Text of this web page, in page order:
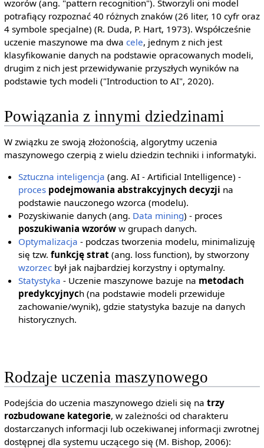
wzorów (ang. "pattern recognition"). Stworzyli oni model
potrafiący rozpoznać 40 różnych znaków (26 liter, 10 cyfr oraz
4 symbole specjalne) (R. Duda, P. Hart, 1973). Współcześnie
uczenie maszynowe ma dwa cele, jednym z nich jest
klasyfikowanie danych na podstawie opracowanych modeli,
drugim z nich jest przewidywanie przyszłych wyników na
podstawie tych modeli ("Introduction to AI", 2020).
Powiązania z innymi dziedzinami
W związku ze swoją złożonością, algorytmy uczenia
maszynowego czerpią z wielu dziedzin techniki i informatyki.
Sztuczna inteligencja (ang. AI - Artificial Intelligence) -
proces podejmowania abstrakcyjnych decyzji na
podstawie nauczonego wzorca (modelu).
Pozyskiwanie danych (ang. Data mining) - proces
poszukiwania wzorów w grupach danych.
Optymalizacja - podczas tworzenia modelu, minimalizuję
się tzw.funkcję strat (ang. loss function), by stworzony
wzorzec był jak najbardziej korzystny i optymalny.
Statystyka - Uczenie maszynowe bazuje na metodach
predykcyjnych (na podstawie modeli przewiduje
zachowanie/wynik), gdzie statystyka bazuje na danych
historycznych.
Rodzaje uczenia maszynowego
Podejścia do uczenia maszynowego dzieli się na trzy
rozbudowane kategorie, w zależności od charakteru
dostarczanych informacji lub oczekiwanej informacji zwrotnej
dostępnej dla systemu uczącego się (M. Bishop, 2006):